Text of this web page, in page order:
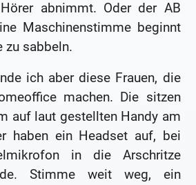
abnimmt. Oder der AB
Maschinenstimme beginnt
zu sabbeln.
ich aber diese Frauen, die
machen. Die sitzen
auf laut gestellten Handy am
haben ein Headset auf, bei
in die Arschritze
Stimme weit weg, ein